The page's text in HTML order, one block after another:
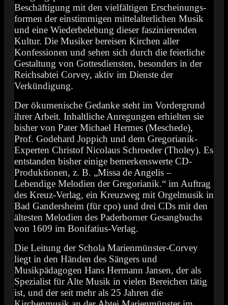
Beschäftigung mit den vielfältigen Erscheinungs-
formen der einstimmigen mittelalterlichen Musik
und eine Wiederbelebung dieser faszinierenden
Kultur. Die Musiker bereisen Kirchen aller
Konfessionen und sehen sich durch die feierliche
Gestaltung von Gottesdiensten, besonders in der
Reichsabtei Corvey, aktiv im Dienste der
Verkündigung.
Der ökumenische Gedanke steht im Vordergrund
ihrer Arbeit. Inhaltliche Anregungen erhielten sie
bisher von Pater Michael Hermes (Meschede),
Prof. Godehard Joppich und dem Gregorianik-
Experten Christof Nicolaus Schroeder (Tholey). Es
entstanden bisher einige bemerkenswerte CD-
Produktionen, z. B. „Missa de Angelis –
Lebendige Melodien der Gregorianik.“ im Auftrag
des Kreuz-Verlag, ein Kreuzweg mit Orgelmusik in
Bad Gandersheim (für cpo) und drei CDs mit den
ältesten Melodien des Paderborner Gesangbuchs
von 1609 im Bonifatius-Verlag.
Die Leitung der Schola Marienmünster-Corvey
liegt in den Händen des Sängers und
Musikpädagogen Hans Hermann Jansen, der als
Spezialist für Alte Musik in vielen Bereichen tätig
ist, und der seit mehr als 25 Jahren die